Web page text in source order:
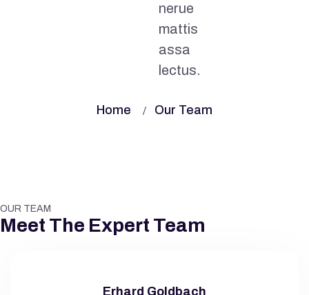
nerue
mattis
assa
lectus.
Home Our Team
OUR TEAM
Meet The Expert Team
Erhard Goldbach